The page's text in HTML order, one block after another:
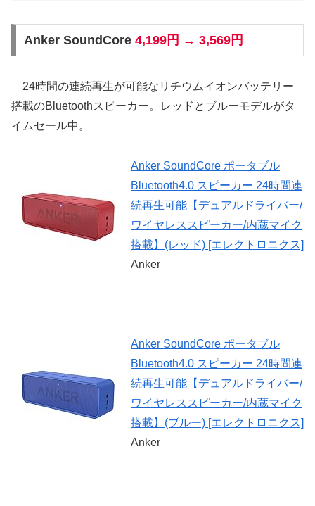
Anker SoundCore 4,199円 → 3,569円
24時間の連続再生が可能なリチウムイオンバッテリー
搭載のBluetoothスピーカー。レッドとブルーモデルがタ
イムセール中。
Anker SoundCore ポータブル
Bluetooth4.0 スピーカー 24時間連
続再生可能【デュアルドライバー/
ワイヤレススピーカー/内蔵マイク
搭載】(レッド) [エレクトロニクス]
Anker
Anker SoundCore ポータブル
Bluetooth4.0 スピーカー 24時間連
続再生可能【デュアルドライバー/
ワイヤレススピーカー/内蔵マイク
搭載】(ブルー) [エレクトロニクス]
Anker